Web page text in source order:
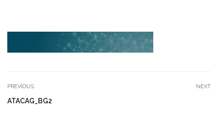
PREVIOUS
ATACAG_BG2
NEXT